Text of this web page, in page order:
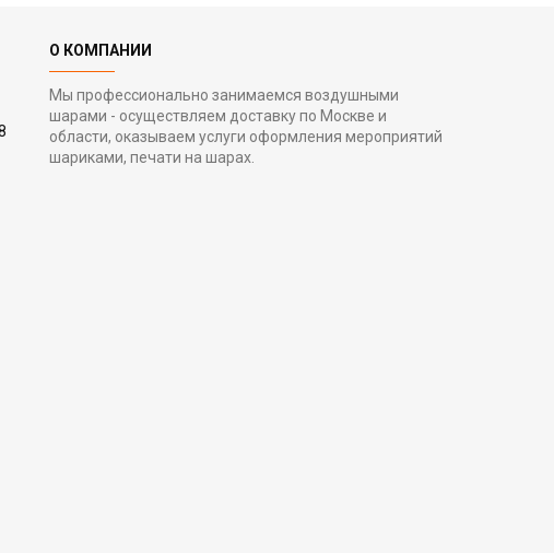
О КОМПАНИИ
Мы профессионально занимаемся воздушными
шарами - осуществляем доставку по Москве и
области, оказываем услуги оформления мероприятий
шариками, печати на шарах.